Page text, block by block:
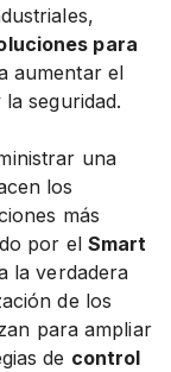
para
aumentar el
seguridad.
una
los
más
por el Smart
la verdadera
de los
para ampliar
de control